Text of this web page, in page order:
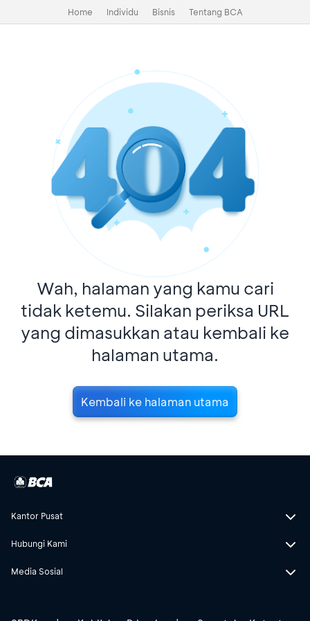
Home Individu Bisnis Tentang BCA
Wah, halaman yang kamu cari
tidak ketemu. Silakan periksa URL
yang dimasukkan atau kembali ke
halaman utama.
Kembali ke halaman utama
Kantor Pusat
Hubungi Kami
Media Sosial